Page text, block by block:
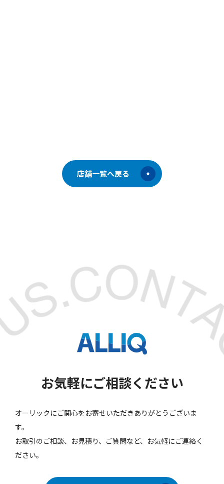
店舗一覧へ戻る
お気軽にご相談ください
オーリックにご関心をお寄せいただきありがとうございま
す。
お取引のご相談、お見積り、ご質問など、お気軽にご連絡く
ださい。